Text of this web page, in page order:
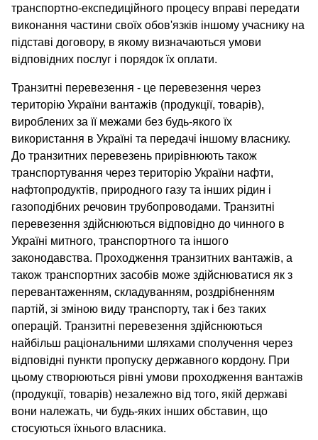
транспортно-експедиційного процесу вправі передати
виконання частини своїх обов'язків іншому учаснику на
підставі договору, в якому визначаються умови
відповідних послуг і порядок їх оплати.
Транзитні перевезення - це перевезення через
територію України вантажів (продукції, товарів),
вироблених за її межами без будь-якого їх
використання в Україні та передачі іншому власнику.
До транзитних перевезень прирівнюють також
транспортування через територію України нафти,
нафтопродуктів, природного газу та інших рідин і
газоподібних речовин трубопроводами. Транзитні
перевезення здійснюються відповідно до чинного в
Україні митного, транспортного та іншого
законодавства. Проходження транзитних вантажів, а
також транспортних засобів може здійснюватися як з
перевантаженням, складуванням, роздрібненням
партій, зі зміною виду транспорту, так і без таких
операцій. Транзитні перевезення здійснюються
найбільш раціональними шляхами сполучення через
відповідні пункти пропуску державного кордону. При
цьому створюються рівні умови проходження вантажів
(продукції, товарів) незалежно від того, якій державі
вони належать, чи будь-яких інших обставин, що
стосуються їхнього власника.